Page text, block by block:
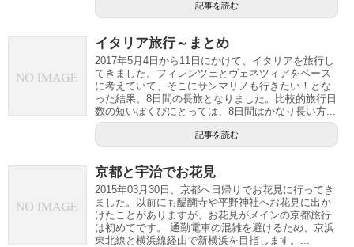
記事を読む
イタリア旅行～まとめ
2017年5月4日から11日にかけて、イタリアを旅行し
てきました。フィレンツェとヴェネツィアをベース
に考えていて、そこにサンマリノも行きたい！とな
った結果、8日間の長旅となりました。比較的旅行日
数の短いぼくぴにとっては、8日間はかなり長い方...
記事を読む
京都と宇治でお花見
2015年03月30日、京都へ日帰りでお花見に行ってき
ました。以前にも醍醐寺や平野神社へお花見に出か
けたことがありますが、お花見がメインの京都旅行
は初めてです。 通勤電車の混雑を避けるため、京浜
東北線と横浜線経由で新横浜を目指します。...